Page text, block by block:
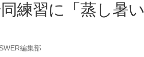
練習に「蒸し暑い
編集部